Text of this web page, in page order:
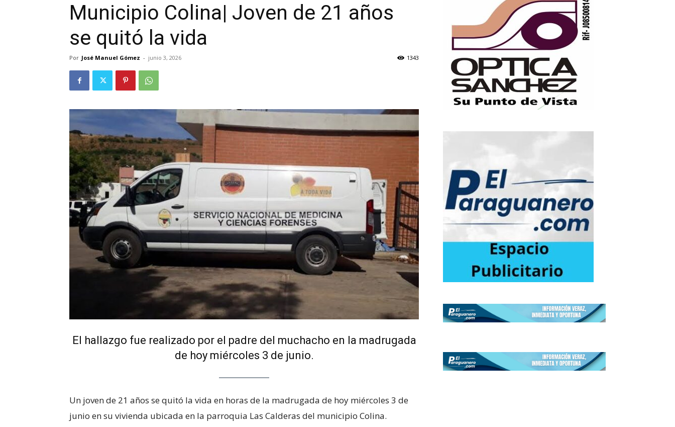
Municipio Colina| Joven de 21 años
se quitó la vida
Por José Manuel Gómez - junio 3, 2026 1343
El hallazgo fue realizado por el padre del muchacho en la madrugada
de hoy miércoles 3 de junio.
Un joven de 21 años se quitó la vida en horas de la madrugada de hoy miércoles 3 de
junio en su vivienda ubicada en la parroquia Las Calderas del municipio Colina.